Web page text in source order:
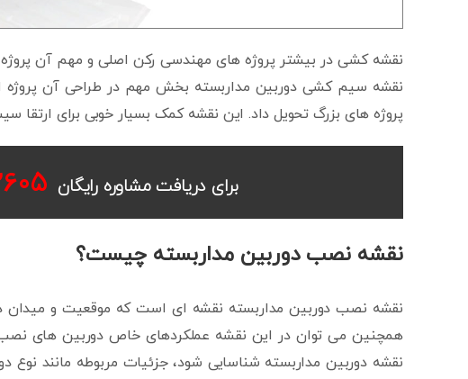
نقشه کشی در بیشتر پروژه های مهندسی رکن اصلی و مهم آن
نقشه سیم کشی دوربین مداربسته بخش مهم در طراحی آن
پروژه های بزرگ تحویل داد. این نقشه کمک بسیار خوبی برای ارتقا
برای دریافت مشاوره رایگان
نقشه نصب دوربین مداربسته چیست؟
نقشه نصب دوربین مداربسته نقشه ای است که موقعیت و میدان
همچنین می توان در این نقشه عملکردهای خاص دوربین های
نقشه دوربین مداربسته شناسایی شود، جزئیات مربوطه مانند نوع